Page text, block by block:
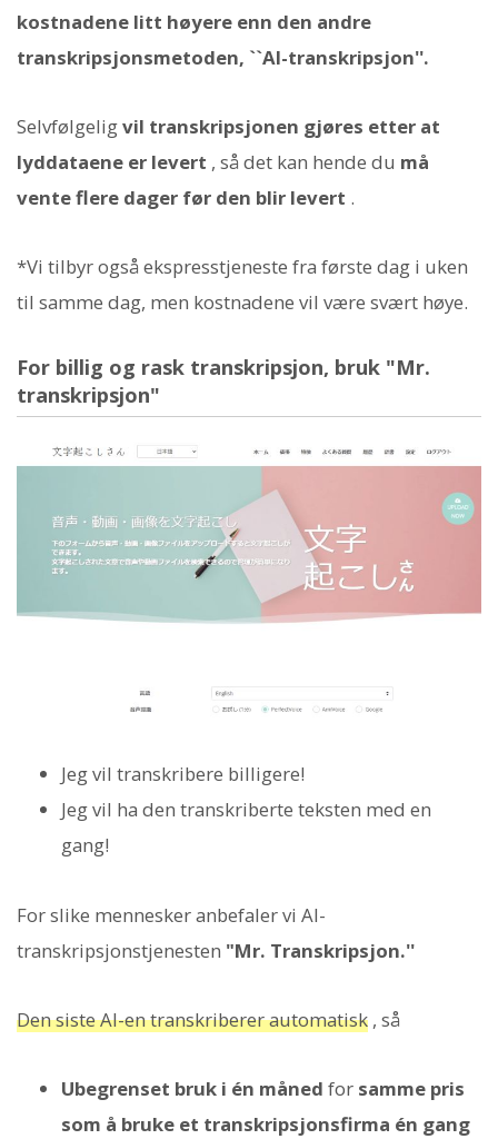
kostnadene litt høyere enn den andre
transkripsjonsmetoden, ``AI-transkripsjon''.
Selvfølgeligvil transkripsjonen gjøres etter at
lyddataene er levert , så det kan hende du må
vente flere dager før den blir levert .
*Vi tilbyr også ekspresstjeneste fra første dag i uken
til samme dag, men kostnadene vil være svært høye.
For billig og rask transkripsjon, bruk "Mr.
transkripsjon"
Jeg vil transkribere billigere!
Jeg vil ha den transkriberte teksten med en
gang!
For slike mennesker anbefaler vi AI-
transkripsjonstjenesten "Mr. Transkripsjon.''
Den siste AI-en transkriberer automatisk , så
Ubegrenset bruk i én måned for samme pris
som å bruke et transkripsjonsfirma én gang